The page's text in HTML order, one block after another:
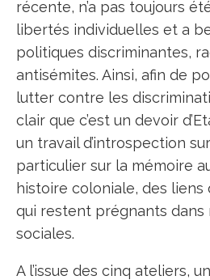
récente, n’a pas toujours
libertés individuelles et a
politiques discriminantes,
antisémites. Ainsi, afin de
lutter contre les
clair que c’est un devoir
un travail d’introspection
particulier sur la mémoire
histoire coloniale, des
qui restent prégnants dans
sociales.
A l’issue des cinq ateliers,